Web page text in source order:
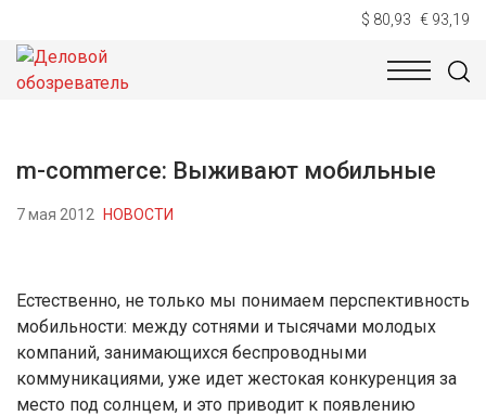
$ 80,93 € 93,19
НОВОСТИ
m-commerce: Выживают мобильные
7 мая 2012 НОВОСТИ
Естественно, не только мы понимаем перспективность
мобильности: между сотнями и тысячами молодых
компаний, занимающихся беспроводными
коммуникациями, уже идет жестокая конкуренция за
место под солнцем, и это приводит к появлению